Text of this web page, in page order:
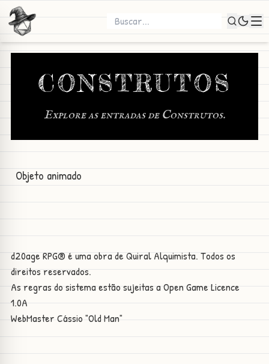
CONSTRUTOS
Explore as entradas de Construtos.
Objeto animado
d20age RPG® é uma obra de Quiral Alquimista. Todos os
direitos reservados.
As regras do sistema estão sujeitas aOpen Game Licence
1.0A
WebMaster Cássio "Old Man"